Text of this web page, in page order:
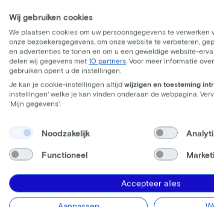
€70,11
Prijs €2.899,00
Bespaar€688,17
Bekijk
Cube KATHMANDU HYBRID
Wij gebruiken cookies
We plaatsen cookies om uw persoonsgegevens te verwerken
onze bezoekersgegevens, om onze website te verbeteren,
en advertenties te tonen en om u een geweldige website-
delen wij gegevens met 10 partners . Voor meer informatie
gebruiken opent u de instellingen.
Je kan je cookie-instellingen altijd wijzigen en toesteming
instellingen' welke je kan vinden onderaan de webpagina.
‘Mijn gegevens'.
Noodzakelijk
Functioneel
Accepteer alles